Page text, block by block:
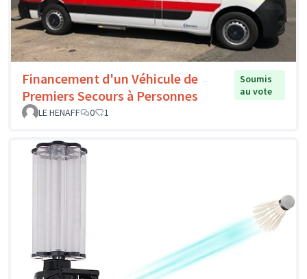
Financement d'un Véhicule de
Premiers Secours à Personnes
Soumis
au vote
LE HENAFF
0 1